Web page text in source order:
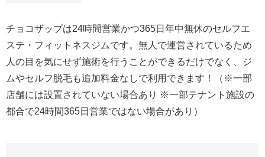
チョコザップは24時間営業かつ365日年中無休のセルフエ
ステ・フィットネスジムです。無人で運営されているため
人の目を気にせず施術を行うことができるだけでなく、ジ
ムやセルフ脱毛も追加料金なしで利用できます！（※一部
店舗には設置されていない場合あり ※一部テナント施設の
都合で24時間365日営業ではない場合があり）